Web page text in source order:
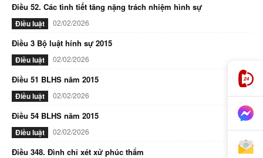
Điều 52. Các tình tiết tăng nặng trách nhiệm hình sự
Điều luật 02/02/2026
Điều 3 Bộ luật hính sự 2015
Điều luật 02/02/2026
Điều 51 BLHS năm 2015
Điều luật 02/02/2026
Điều 54 BLHS năm 2015
Điều luật 02/02/2026
Điều 348. Đình chỉ xét xử phúc thẩm